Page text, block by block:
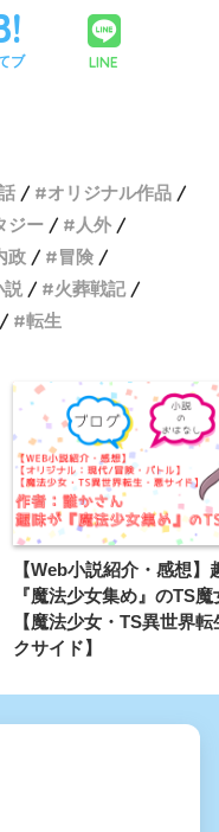
ブ LINE
オリジナル作品
ジー
人外
政
冒険
説
火葬戦記
転生
【Web小説紹介・感想】
『魔法少女集め』のTS
【魔法少女・TS異世界
クサイド】